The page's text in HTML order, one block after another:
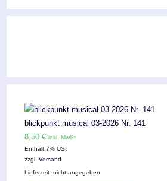
blickpunkt musical 03-2026 Nr. 141
8,50€ inkl. MwSt
Enthält 7% USt
zzgl.Versand
Lieferzeit: nicht angegeben